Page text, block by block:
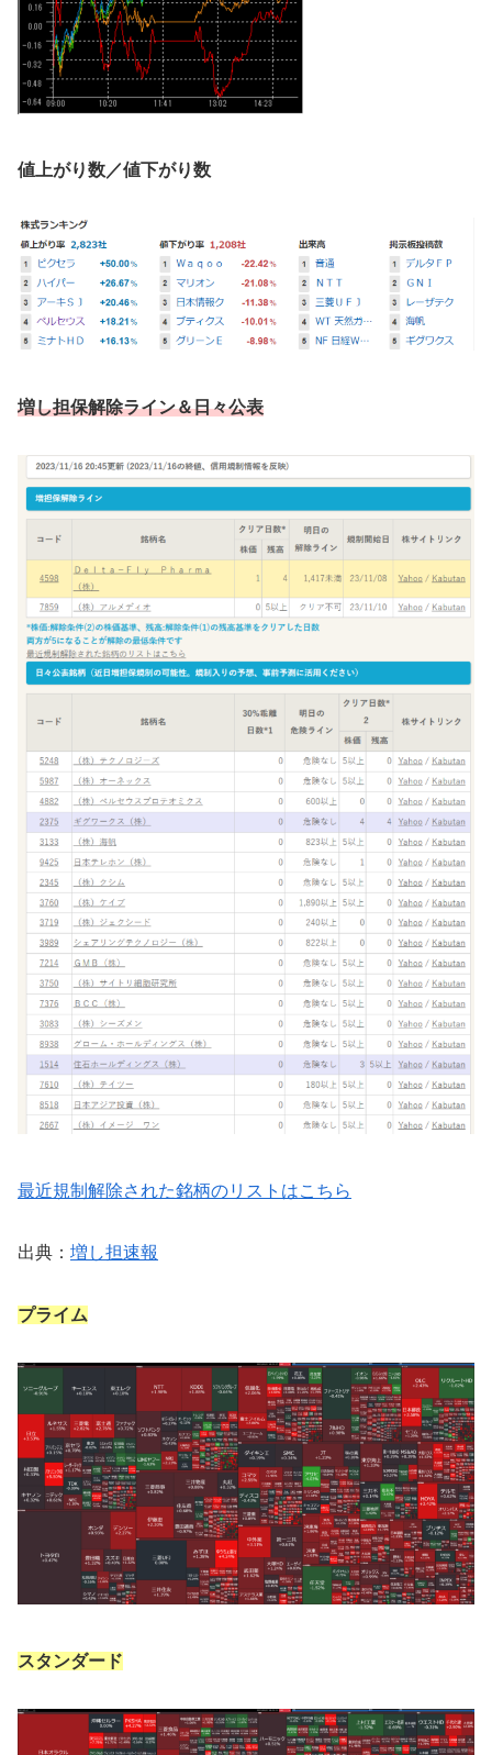
値上がり数／値下がり数
増し担保解除ライン＆日々公表
最近規制解除された銘柄のリストはこちら
出典： 増し担速報
プライム
スタンダード